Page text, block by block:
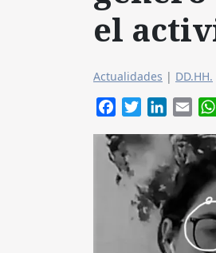
el
Actualidades | DD.HH.
FacebookTwitterLinkedIn
Email